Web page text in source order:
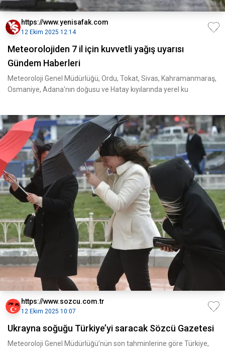
https://www.yenisafak.com
12 Ekim 2025 12:14
Meteorolojiden 7 il için kuvvetli yağış uyarısı
Gündem Haberleri
Meteoroloji Genel Müdürlüğü, Ordu, Tokat, Sivas, Kahramanmaraş,
Osmaniye, Adana'nın doğusu ve Hatay kıyılarında yerel ku
https://www.sozcu.com.tr
12 Ekim 2025 10:07
Ukrayna soğuğu Türkiye’yi saracak Sözcü Gazetesi
Meteoroloji Genel Müdürlüğü’nün son tahminlerine göre Türkiye,